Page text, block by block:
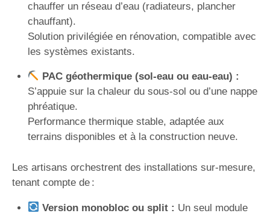
chauffer un réseau d’eau (radiateurs, plancher
chauffant).
Solution privilégiée en rénovation, compatible avec
les systèmes existants.
PAC géothermique (sol-eau ou eau-eau) :
S’appuie sur la chaleur du sous-sol ou d’une nappe
phréatique.
Performance thermique stable, adaptée aux
terrains disponibles et à la construction neuve.
Les artisans orchestrent des installations sur-mesure,
tenant compte de :
Version monobloc ou split : Un seul module